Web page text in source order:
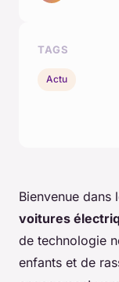
Bienvenue dans
voitures
de technologie
enfants et de
TAGS
Actu